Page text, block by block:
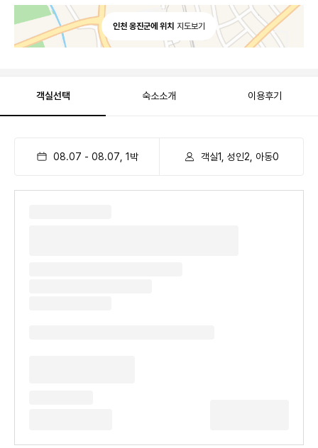
인천 옹진군에 위치 지도보기
객실선택 숙소소개 이용후기
08.07 - 08.07 1 박 객실1, 성인2, 아동0